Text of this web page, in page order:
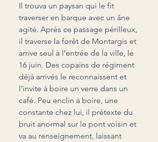
Il trouva un paysan qui le fit
traverser en barque avec un âne
agité. Après ce passage périlleux,
il traverse la forêt de Montargis et
arrive seul à l’entrée de la ville, le
16 juin. Des copains de régiment
déjà arrivés le reconnaissent et
l’invite à boire un verre dans un
café. Peu enclin à boire, une
constante chez lui, il prétexte du
bruit anormal sur le pont voisin et
va au renseignement, laissant